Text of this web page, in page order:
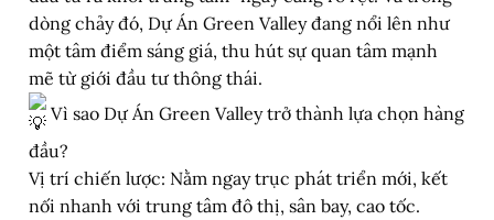
dòng chảy đó, Dự Án Green Valley đang nổi lên như
một tâm điểm sáng giá, thu hút sự quan tâm mạnh
mẽ từ giới đầu tư thông thái.
Vì sao Dự Án Green Valley trở thành lựa chọn hàng
đầu?
Vị trí chiến lược: Nằm ngay trục phát triển mới, kết
nối nhanh với trung tâm đô thị, sân bay, cao tốc.